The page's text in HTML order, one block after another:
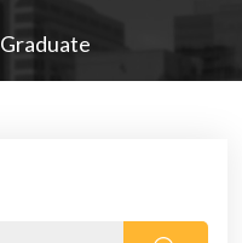
Graduate